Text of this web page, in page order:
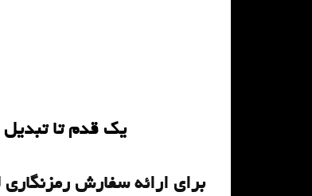
یک قدم تا
برای ارائه سفارش رمزنگاری